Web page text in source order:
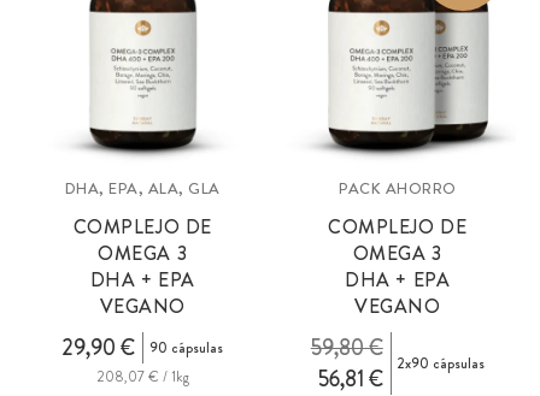
DHA, EPA, ALA, GLA
COMPLEJO DE
OMEGA 3
DHA + EPA
VEGANO
29,90 €
90 cápsulas
208,07 € / 1kg
PACK AHORRO
COMPLEJO DE
OMEGA 3
DHA + EPA
VEGANO
56,81 €
59,80 € 2x90 cápsulas